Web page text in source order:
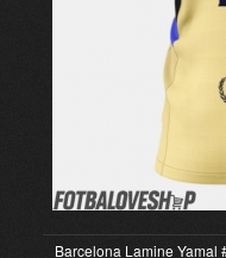
Barcelona Lamine Yamal